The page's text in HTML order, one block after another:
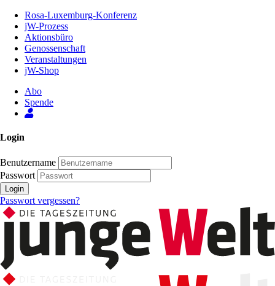
Inhalt
Seite
Rosa-Luxemburg-Konferenz
jW-Prozess
Aktionsbüro
Genossenschaft
Veranstaltungen
jW-Shop
Abo
Spende
Login
Benutzername
Passwort
Login
Passwort vergessen?